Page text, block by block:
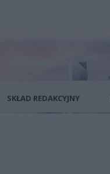
SKŁAD REDAKCYJNY